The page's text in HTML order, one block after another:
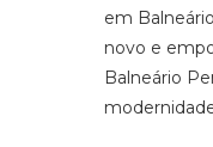
em
novo e
Balneário